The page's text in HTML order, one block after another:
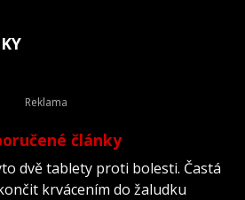
články
dvě tablety proti bolesti. Častá
krvácením do žaludku